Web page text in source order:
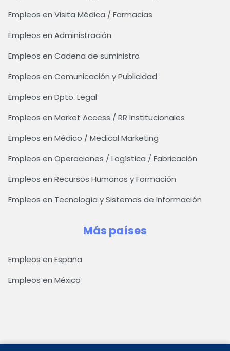
Empleos en Visita Médica / Farmacias
Empleos en Administración
Empleos en Cadena de suministro
Empleos en Comunicación y Publicidad
Empleos en Dpto. Legal
Empleos en Market Access / RR Institucionales
Empleos en Médico / Medical Marketing
Empleos en Operaciones / Logística / Fabricación
Empleos en Recursos Humanos y Formación
Empleos en Tecnología y Sistemas de Información
Más países
Empleos en España
Empleos en México